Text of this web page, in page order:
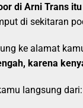
di Arni Trans
di sekitaran
ke alamat
karena
langsung dari: